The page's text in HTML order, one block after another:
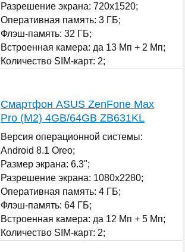
Разрешение экрана: 720x1520;
Оперативная память: 3 ГБ;
Флэш-память: 32 ГБ;
Встроенная камера: да 13 Мп + 2 Мп;
Количество SIM-карт: 2;
Смартфон ASUS ZenFone Max
Pro (M2) 4GB/64GB ZB631KL
Версия операционной системы:
Android 8.1 Oreo;
Размер экрана: 6.3";
Разрешение экрана: 1080x2280;
Оперативная память: 4 ГБ;
Флэш-память: 64 ГБ;
Встроенная камера: да 12 Мп + 5 Мп;
Количество SIM-карт: 2;